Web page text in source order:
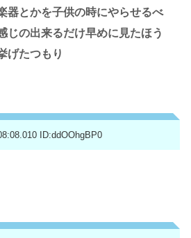
器とかを子供の時にやらせるべ
じの出来るだけ早めに見たほう
げたつもり
ID:ddOOhgBP0